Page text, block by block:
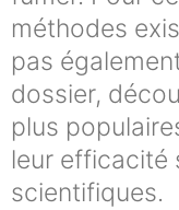
méthodes
pas
dossier,
plus
leur efficacité
scientifiques.